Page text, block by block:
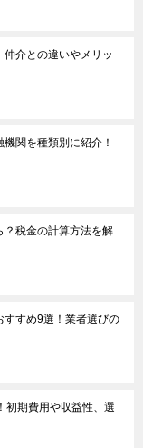
介との違いやメリッ
関を種類別に紹介！
？税金の計算方法を解
すすめ9選！業者選びの
初期費用や収益性、選